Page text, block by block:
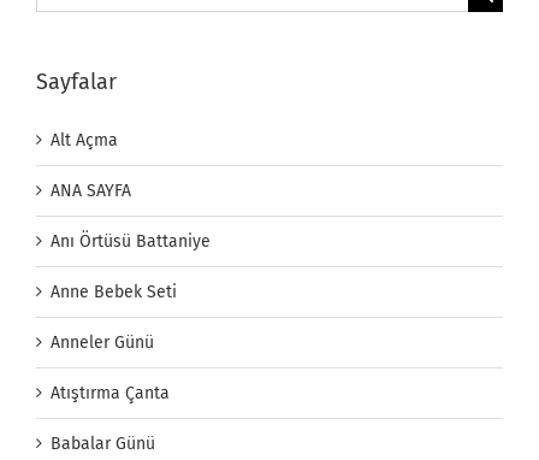
Sayfalar
Alt Açma
ANA SAYFA
Anı Örtüsü Battaniye
Anne Bebek Seti
Anneler Günü
Atıştırma Çanta
Babalar Günü